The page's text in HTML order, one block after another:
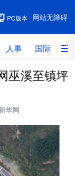
网站无障碍
PC版本
人事 国际 财
人事
体育
军事
巫溪至镇坪
华网